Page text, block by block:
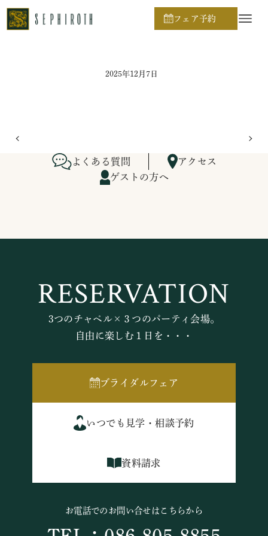
フェア予約
ホーム
2025年12月7日
よくある質問
アクセス
ゲストの方へ
RESERVATION
3つのチャペル×３つのパーティ会場。
自由に楽しむ１日を・・・
ブライダルフェア
いつでも見学・相談予約
資料請求
お電話でのお問い合せはこちらから